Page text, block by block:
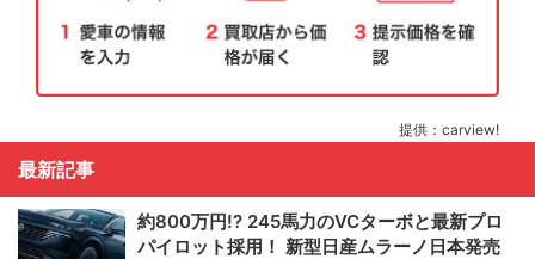
提供：carview!
最新記事
約800万円!? 245馬力のVCターボと最新プロ
パイロット採用！ 新型日産ムラーノ日本発売